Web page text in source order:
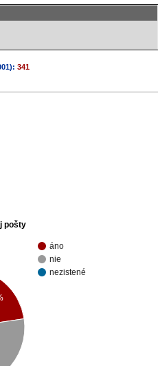
341
pošty
áno
nie
nezistené